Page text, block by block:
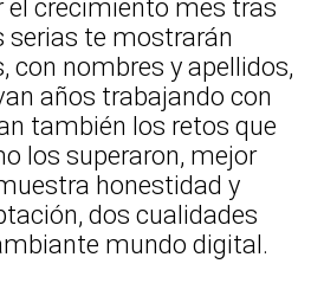
crecimiento mes tras
serias te mostrarán
con nombres y apellidos,
años trabajando con
también los retos que
los superaron, mejor
honestidad y
dos cualidades
mundo digital.